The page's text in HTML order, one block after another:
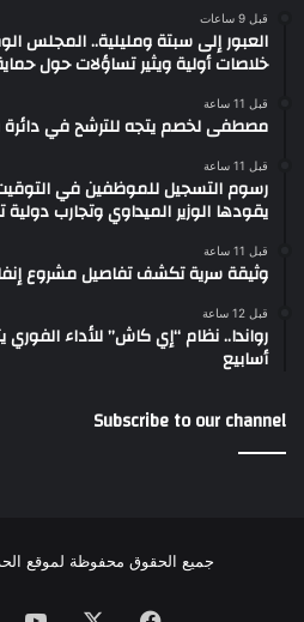
قبل 9 ساعات
العبور إلى سبتة ومليلية.. المجلس
خلاصات أولية ويثير تساؤلات حول
قبل 11 ساعة
مصطفى لخصم يتجه للترشح في
قبل 11 ساعة
رسوم التسجيل للموظفين في
يقودها الوزير الميداوي وتجارب
قبل 11 ساعة
وثيقة سرية تكشف تفاصيل مشروع إنفانتينو
قبل 12 ساعة
أسابيع
Subscribe to our channel
جميع الحقوق محفوظة لموقع الحدث